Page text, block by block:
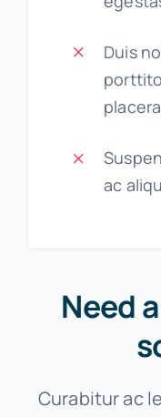
Duis
ac
Need
Curabitur ac